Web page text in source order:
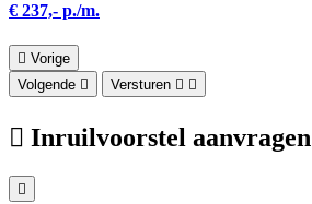
€ 237,- p./m.
Vorige
Volgende
Versturen
Inruilvoorstel aanvragen